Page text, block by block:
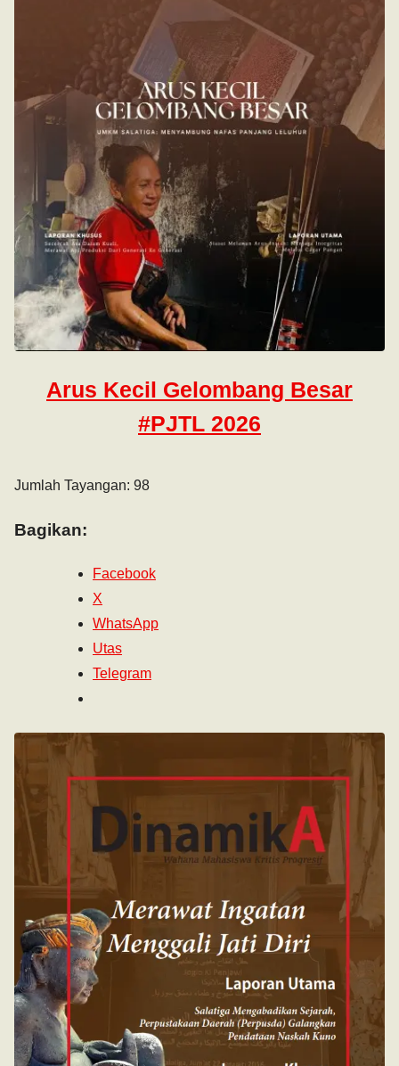
Arus Kecil Gelombang Besar
#PJTL 2026
Jumlah Tayangan: 98
Bagikan:
Facebook
X
WhatsApp
Utas
Telegram